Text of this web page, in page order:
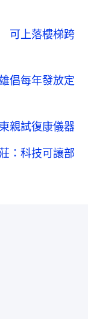
可上落樓梯跨
倡每年發放定
親試復康儀器
：科技可讓部